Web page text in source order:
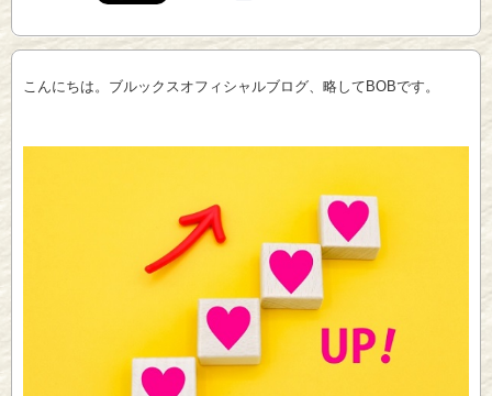
こんにちは。ブルックスオフィシャルブログ、略してBOBです。